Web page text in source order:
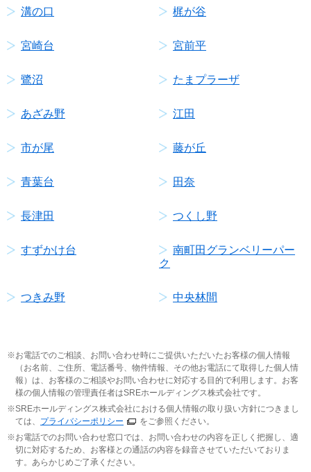
溝の口 梶が谷
宮崎台 宮前平
鷺沼 たまプラーザ
あざみ野 江田
市が尾 藤が丘
青葉台 田奈
長津田 つくし野
すずかけ台
南町田グランベリーパー
ク
つきみ野 中央林間
お電話でのご相談、お問い合わせ時にご提供いただいたお客様の個人情報
（お名前、ご住所、電話番号、物件情報、その他お電話にて取得した個人情
報）は、お客様のご相談やお問い合わせに対応する目的で利用します。お客
様の個人情報の管理責任者はSREホールディングス株式会社です。
SREホールディングス株式会社における個人情報の取り扱い方針につきまし
ては、 プライバシーポリシー
をご参照ください。
お電話でのお問い合わせ窓口では、お問い合わせの内容を正しく把握し、適
切に対応するため、お客様との通話の内容を録音させていただいておりま
す。あらかじめご了承ください。